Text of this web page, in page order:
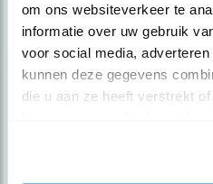
om ons websiteverkeer te
informatie over uw gebruik
voor social media,
kunnen deze gegevens
die u aan ze heeft verstrekt
Op de hoogte
Meld je aan en ontvang
over vogels en activiteiten